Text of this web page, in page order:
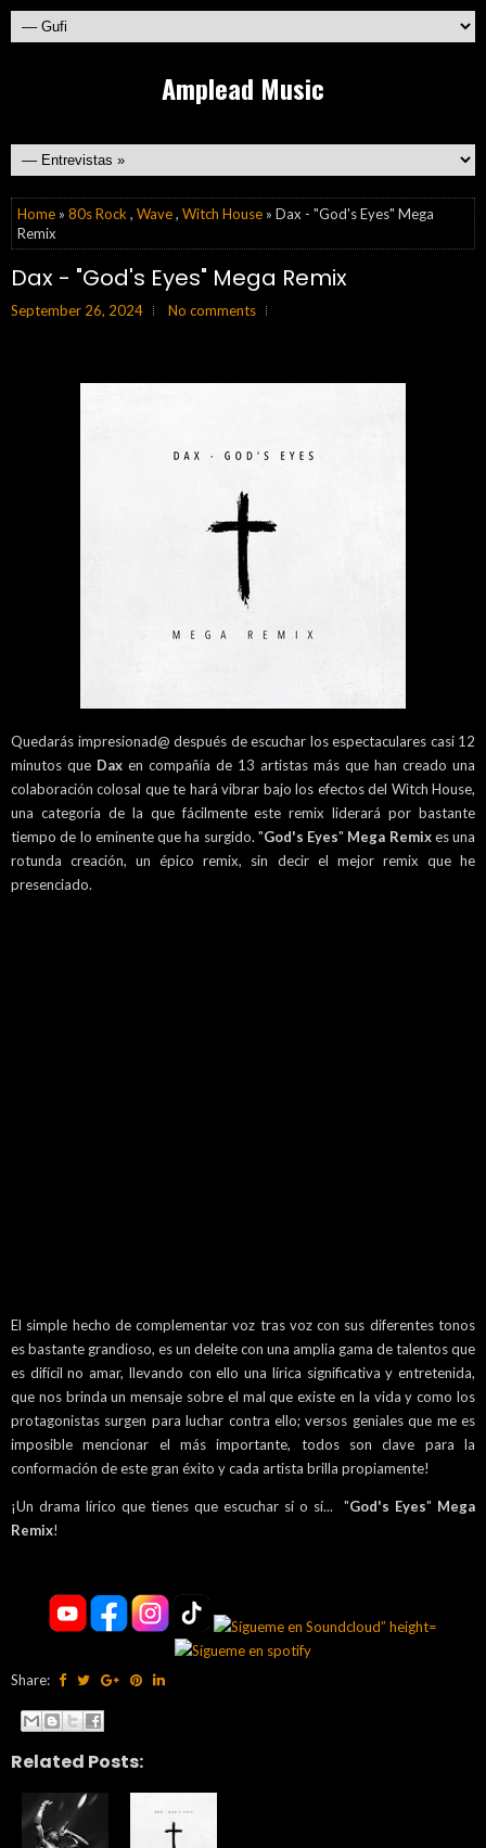
Amplead Music
Home » 80s Rock , Wave, Witch House » Dax - "God's Eyes" Mega
Remix
Dax - "God's Eyes" Mega Remix
September 26, 2024 No comments
Quedarás impresionad@ después de escuchar los espectaculares casi 12
minutos que Dax en compañía de 13 artistas más que han creado una
colaboración colosal que te hará vibrar bajo los efectos del Witch House,
una categoría de la que fácilmente este remix liderará por bastante
tiempo de lo eminente que ha surgido. "God's Eyes" Mega Remixes una
rotunda creación, un épico remix, sin decir el mejor remix que he
presenciado.
El simple hecho de complementar voz tras voz con sus diferentes tonos
es bastante grandioso, es un deleite con una amplia gama de talentos que
es difícil no amar, llevando con ello una lírica significativa y entretenida,
que nos brinda un mensaje sobre el mal que existe en la vida y como los
protagonistas surgen para luchar contra ello; versos geniales que me es
imposible mencionar el más importante, todos son clave para la
conformación de este gran éxito y cada artista brilla propiamente!
¡Un drama lírico que tienes que escuchar sí o sí... "God's Eyes" Mega
Remix!
Share:
Related Posts: